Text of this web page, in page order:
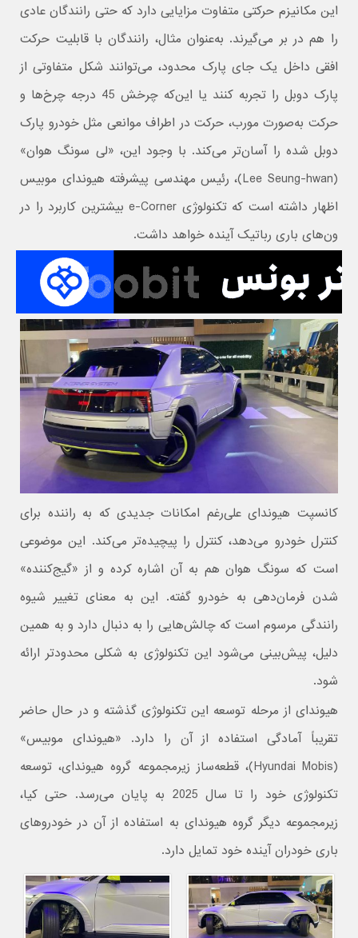
این مکانیزم حرکتی متفاوت مزایایی دارد که حتی رانندگان عادی
را هم در بر می‌گیرند. به‌عنوان مثال، رانندگان با قابلیت حرکت
افقی داخل یک جای پارک محدود، می‌توانند شکل متفاوتی از
پارک دوبل را تجربه کنند یا این‌که چرخش 45 درجه چرخ‌ها و
حرکت به‌صورت مورب، حرکت در اطراف موانعی مثل خودرو پارک
دوبل شده را آسان‌تر می‌کند. با وجود این، «لی سونگ هوان»
(Lee Seung-hwan)، رئیس مهندسی پیشرفته هیوندای موبیس
اظهار داشته است که تکنولوژی e-Corner بیشترین کاربرد را در
ون‌های باری رباتیک آینده خواهد داشت.
کانسپت هیوندای علی‌رغم امکانات جدیدی که به راننده برای
کنترل خودرو می‌دهد، کنترل را پیچیده‌تر می‌کند. این موضوعی
است که سونگ هوان هم به آن اشاره کرده و از «گیج‌کننده»
شدن فرمان‌دهی به خودرو گفته. این به معنای تغییر شیوه
رانندگی مرسوم است که چالش‌هایی را به دنبال دارد و به همین
دلیل، پیش‌بینی می‌شود این تکنولوژی به شکلی محدودتر ارائه
شود.
هیوندای از مرحله توسعه این تکنولوژی گذشته و در حال حاضر
تقریباً آمادگی استفاده از آن را دارد. «هیوندای موبیس»
(Hyundai Mobis)، قطعه‌ساز زیرمجموعه گروه هیوندای، توسعه
تکنولوژی خود را تا سال 2025 به پایان می‌رسد. حتی کیا،
زیرمجموعه دیگر گروه هیوندای به استفاده از آن در خودروهای
باری خودران آینده خود تمایل دارد.